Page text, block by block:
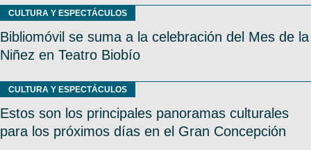
CULTURA Y ESPECTÁCULOS
Bibliomóvil se suma a la celebración del Mes de la
Niñez en Teatro Biobío
CULTURA Y ESPECTÁCULOS
Estos son los principales panoramas culturales
para los próximos días en el Gran Concepción